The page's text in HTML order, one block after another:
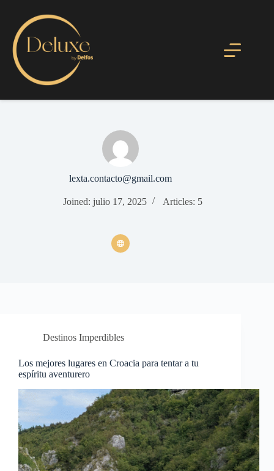
lexta.contacto@gmail.com
Joined: julio 17, 2025 Articles: 5
Destinos Imperdibles
Los mejores lugares en Croacia para tentar a tu
espíritu aventurero